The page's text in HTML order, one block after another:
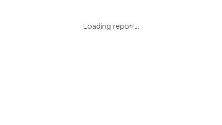
Loading report…